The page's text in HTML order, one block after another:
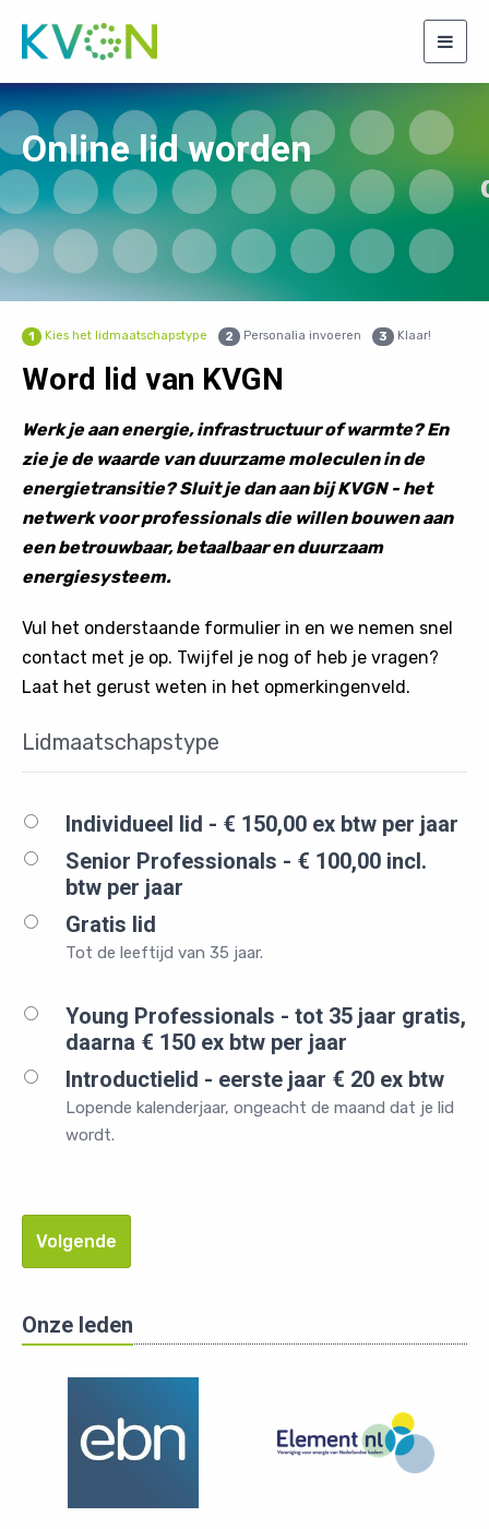
Online lid worden
1 Kies het lidmaatschapstype 2 Personalia invoeren 3 Klaar!
Word lid van KVGN
Werk je aan energie, infrastructuur of warmte? En
zie je de waarde van duurzame moleculen in de
energietransitie? Sluit je dan aan bij KVGN - het
netwerk voor professionals die willen bouwen aan
een betrouwbaar, betaalbaar en duurzaam
energiesysteem.
Vul het onderstaande formulier in en we nemen snel
contact met je op. Twijfel je nog of heb je vragen?
Laat het gerust weten in het opmerkingenveld.
Lidmaatschapstype
Individueel lid - € 150,00 ex btw per jaar
Senior Professionals - € 100,00 incl.
btw per jaar
Gratis lid
Tot de leeftijd van 35 jaar.
Young Professionals - tot 35 jaar gratis,
daarna € 150 ex btw per jaar
Introductielid - eerste jaar € 20 ex btw
Lopende kalenderjaar, ongeacht de maand dat je lid
wordt.
Volgende
Onze leden